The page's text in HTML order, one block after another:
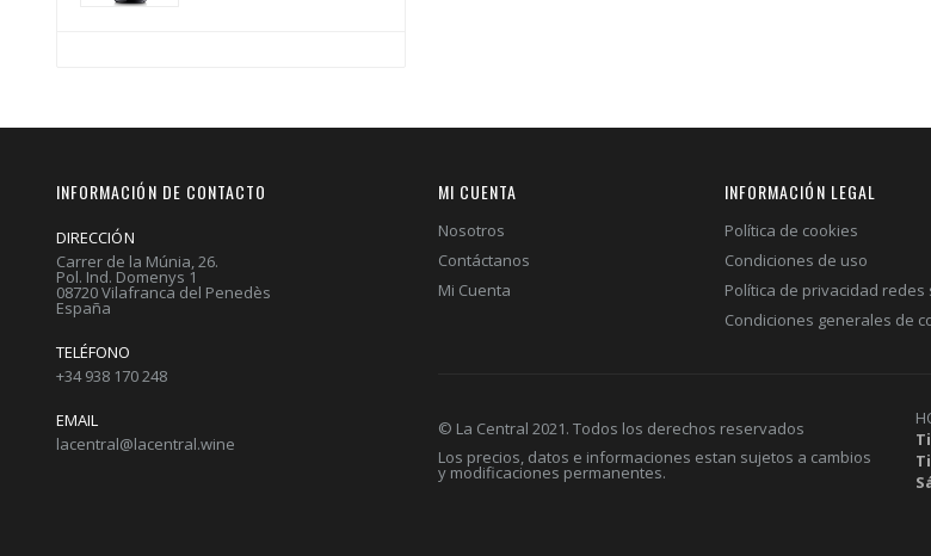
INFORMACIÓN DE CONTACTO
DIRECCIÓN
Carrer de la Múnia, 26.
Pol. Ind. Domenys 1
08720 Vilafranca del Penedès
España
TELÉFONO
+34 938 170 248
EMAIL
lacentral@lacentral.wine
MI CUENTA
Nosotros
Contáctanos
Mi Cuenta
INFORMACIÓN LEGAL
Política de cookies
Condiciones de uso
Política de privacidad redes
Condiciones generales de
© La Central 2021. Todos los derechos reservados
Los precios, datos e informaciones estan sujetos a cambios
y modificaciones permanentes.